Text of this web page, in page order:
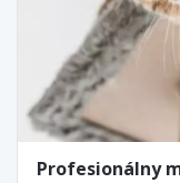
Profesionálny